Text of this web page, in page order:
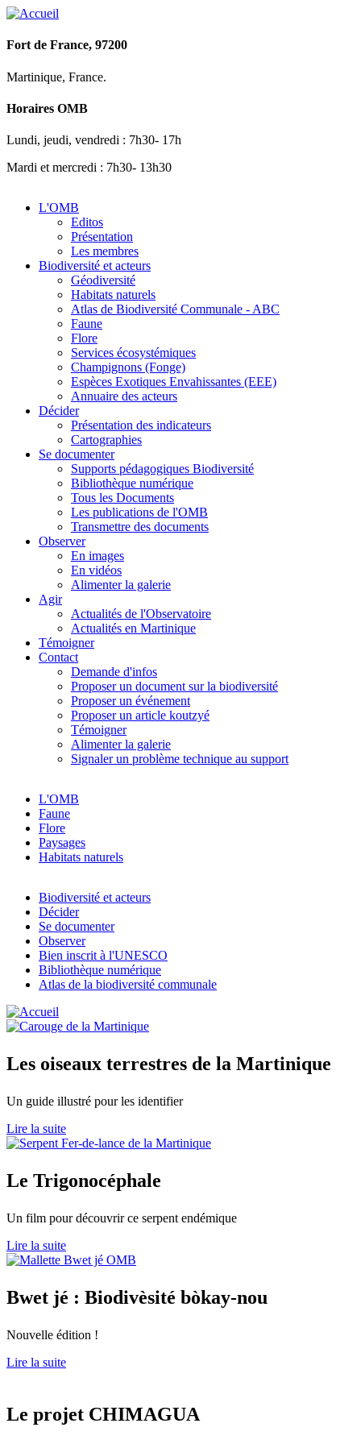
Fort de France, 97200
Martinique, France.
Horaires OMB
Lundi, jeudi, vendredi : 7h30- 17h
Mardi et mercredi : 7h30- 13h30
L'OMB
Editos
Présentation
Les membres
Biodiversité et acteurs
Géodiversité
Habitats naturels
Atlas de Biodiversité Communale - ABC
Faune
Flore
Services écosystémiques
Champignons (Fonge)
Espèces Exotiques Envahissantes (EEE)
Annuaire des acteurs
Décider
Présentation des indicateurs
Cartographies
Se documenter
Supports pédagogiques Biodiversité
Bibliothèque numérique
Tous les Documents
Les publications de l'OMB
Transmettre des documents
Observer
En images
En vidéos
Alimenter la galerie
Agir
Actualités de l'Observatoire
Actualités en Martinique
Témoigner
Contact
Demande d'infos
Proposer un document sur la biodiversité
Proposer un événement
Proposer un article koutzyé
Témoigner
Alimenter la galerie
Signaler un problème technique au support
L'OMB
Faune
Flore
Paysages
Habitats naturels
Biodiversité et acteurs
Décider
Se documenter
Observer
Bien inscrit à l'UNESCO
Bibliothèque numérique
Atlas de la biodiversité communale
Les oiseaux terrestres de la Martinique
Un guide illustré pour les identifier
Lire la suite
Le Trigonocéphale
Un film pour découvrir ce serpent endémique
Lire la suite
Bwet jé : Biodivèsité bòkay-nou
Nouvelle édition !
Lire la suite
Le projet CHIMAGUA